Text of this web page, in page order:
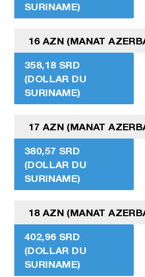
SURINAME)
16 AZN (MANAT
358,18 SRD
(DOLLAR DU
SURINAME)
17 AZN (MANAT
380,57 SRD
(DOLLAR DU
SURINAME)
18 AZN (MANAT
402,96 SRD
(DOLLAR DU
SURINAME)